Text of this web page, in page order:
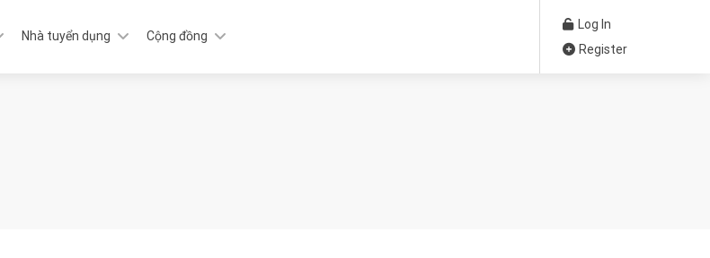
Nhà tuyển dụng Cộng đồng
Log In
Register